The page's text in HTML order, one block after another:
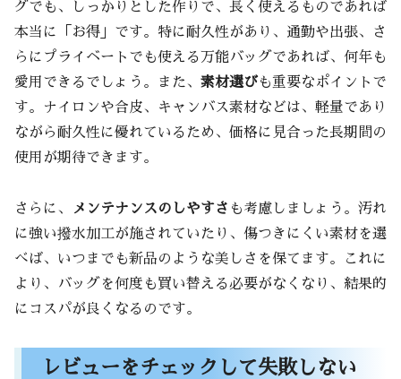
グでも、しっかりとした作りで、長く使えるものであれば
本当に「お得」です。特に耐久性があり、通勤や出張、さ
らにプライベートでも使える万能バッグであれば、何年も
愛用できるでしょう。また、 素材選びも重要なポイントで
す。ナイロンや合皮、キャンバス素材などは、軽量であり
ながら耐久性に優れているため、価格に見合った長期間の
使用が期待できます。
さらに、 メンテナンスのしやすさ も考慮しましょう。汚れ
に強い撥水加工が施されていたり、傷つきにくい素材を選
べば、いつまでも新品のような美しさを保てます。これに
より、バッグを何度も買い替える必要がなくなり、結果的
にコスパが良くなるのです。
レビューをチェックして失敗しない